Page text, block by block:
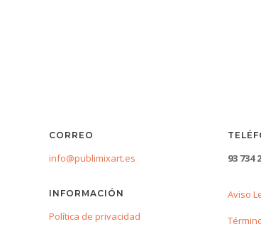
CORREO
info@publimixart.es
INFORMACIÓN
Política de privacidad
93 734
Aviso